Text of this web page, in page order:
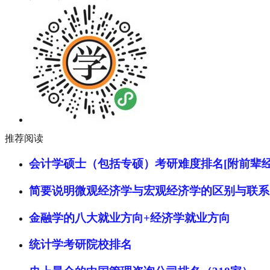
推荐阅读
会计学硕士（包括专硕）考研难度排名[附前辈
简要说明微观经济学与宏观经济学的区别与联系
金融学的八大就业方向+经济学就业方向
统计学考研院校排名